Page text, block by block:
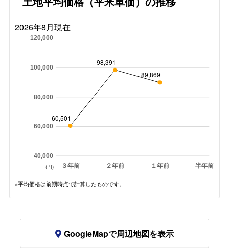
2026年8月現在
３年前 ２年前 １年前 半年前
40,000
60,000
80,000
100,000
120,000
60,501
98,391
89,869
(円)
※平均価格は前期時点で計算したものです。
GoogleMapで周辺地図を表示